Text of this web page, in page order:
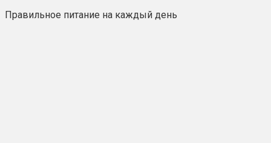
Правильное питание на каждый день